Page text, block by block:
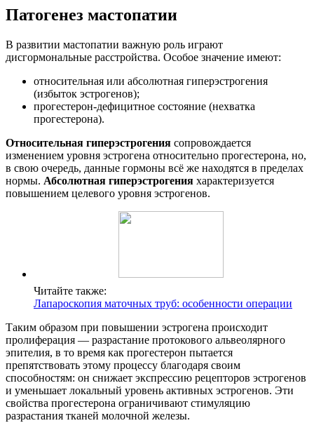
Патогенез мастопатии
В развитии мастопатии важную роль играют
дисгормональные расстройства. Особое значение имеют:
относительная или абсолютная гиперэстрогения
(избыток эстрогенов);
прогестерон-дефицитное состояние (нехватка
прогестерона).
Относительная гиперэстрогения сопровождается
изменением уровня эстрогена относительно прогестерона, но,
в свою очередь, данные гормоны всё же находятся в пределах
нормы. Абсолютная гиперэстрогения характеризуется
повышением целевого уровня эстрогенов.
Читайте также:
Лапароскопия маточных труб: особенности операции
Таким образом при повышении эстрогена происходит
пролиферация — разрастание протокового альвеолярного
эпителия, в то время как прогестерон пытается
препятствовать этому процессу благодаря своим
способностям: он снижает экспрессию рецепторов эстрогенов
и уменьшает локальный уровень активных эстрогенов. Эти
свойства прогестерона ограничивают стимуляцию
разрастания тканей молочной железы.